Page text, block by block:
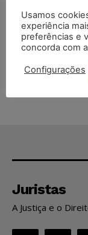
TSE reforça que
invioláveis após
STF inicia
dos jogos de
Juristas
A Justiça e o
Usamos
experiência
preferências e
concorda com
Configurações